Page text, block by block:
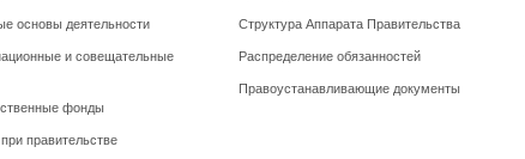
основы деятельности
и совещательные
фонды
правительстве
Структура Аппарата Правительства
Распределение обязанностей
Правоустанавливающие документы